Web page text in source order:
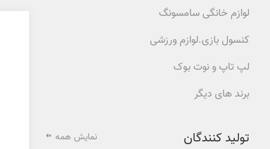
لوازم خانگی سامسونگ
کنسول بازی.لوازم ورزشی
لپ تاپ و نوت بوک
برند های دیگر
تولید کنندگان نمایش همه